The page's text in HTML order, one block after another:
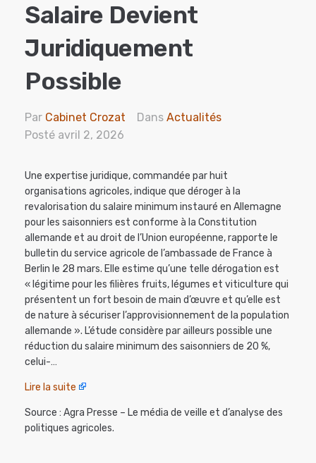
Salaire Devient
Juridiquement
Possible
Par Cabinet Crozat Dans Actualités
Posté avril 2, 2026
Une expertise juridique, commandée par huit
organisations agricoles, indique que déroger à la
revalorisation du salaire minimum instauré en Allemagne
pour les saisonniers est conforme à la Constitution
allemande et au droit de l’Union européenne, rapporte le
bulletin du service agricole de l’ambassade de France à
Berlin le 28 mars. Elle estime qu’une telle dérogation est
« légitime pour les filières fruits, légumes et viticulture qui
présentent un fort besoin de main d’œuvre et qu’elle est
de nature à sécuriser l’approvisionnement de la population
allemande ». L’étude considère par ailleurs possible une
réduction du salaire minimum des saisonniers de 20 %,
celui-…
Lire la suite
Source : Agra Presse – Le média de veille et d’analyse des
politiques agricoles.